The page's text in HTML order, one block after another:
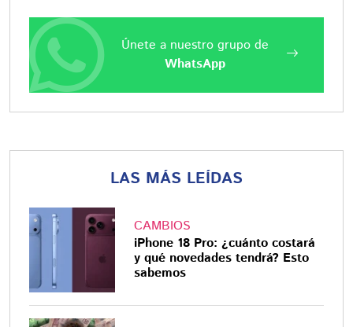
Únete a nuestro grupo de
WhatsApp
LAS MÁS LEÍDAS
CAMBIOS
iPhone 18 Pro: ¿cuánto costará
y qué novedades tendrá? Esto
sabemos